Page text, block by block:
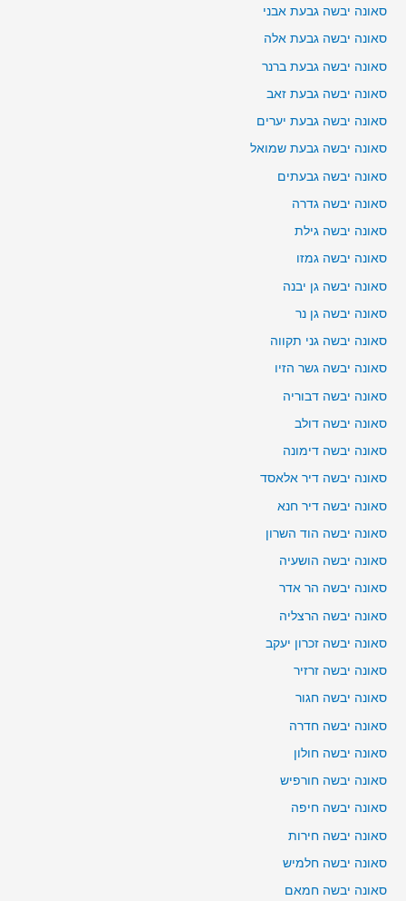
סאונה יבשה גבעת אבני
סאונה יבשה גבעת אלה
סאונה יבשה גבעת ברנר
סאונה יבשה גבעת זאב
סאונה יבשה גבעת יערים
סאונה יבשה גבעת שמואל
סאונה יבשה גבעתים
סאונה יבשה גדרה
סאונה יבשה גילת
סאונה יבשה גמזו
סאונה יבשה גן יבנה
סאונה יבשה גן נר
סאונה יבשה גני תקווה
סאונה יבשה גשר הזיו
סאונה יבשה דבוריה
סאונה יבשה דולב
סאונה יבשה דימונה
סאונה יבשה דיר אלאסד
סאונה יבשה דיר חנא
סאונה יבשה הוד השרון
סאונה יבשה הושעיה
סאונה יבשה הר אדר
סאונה יבשה הרצליה
סאונה יבשה זכרון יעקב
סאונה יבשה זרזיר
סאונה יבשה חגור
סאונה יבשה חדרה
סאונה יבשה חולון
סאונה יבשה חורפיש
סאונה יבשה חיפה
סאונה יבשה חירות
סאונה יבשה חלמיש
סאונה יבשה חמאם